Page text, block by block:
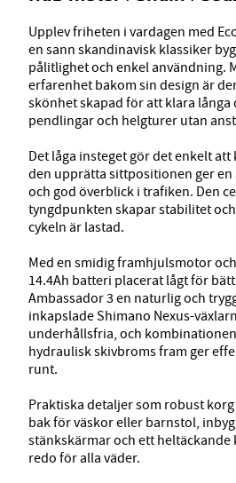
Upplev friheten i vardagen med
en sann skandinavisk klassiker
pålitlighet och enkel användning.
erfarenhet bakom sin design är
skönhet skapad för att klara långa
pendlingar och helgturer utan
Det låga insteget gör det enkelt att
den upprätta sittpositionen ger en
och god överblick i trafiken. Den
tyngdpunkten skapar stabilitet
cykeln är lastad.
Med en smidig framhjulsmotor
14.4Ah batteri placerat lågt för
Ambassador 3 en naturlig och
inkapslade Shimano Nexus-
underhållsfria, och
hydraulisk skivbroms fram ger
runt.
Praktiska detaljer som robust
bak för väskor eller barnstol,
stänkskärmar och ett heltäckande
redo för alla väder.